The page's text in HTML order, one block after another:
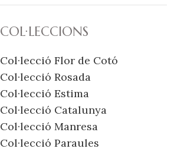
COL·LECCIONS
Col·lecció Flor de Cotó
Col·lecció Rosada
Col·lecció Estima
Col·lecció Catalunya
Col·lecció Manresa
Col·lecció Paraules